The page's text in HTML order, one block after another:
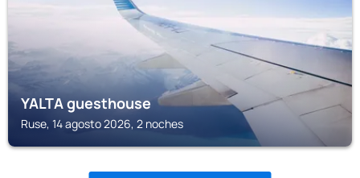
YALTA guesthouse
Ruse, 14 agosto 2026, 2 noches